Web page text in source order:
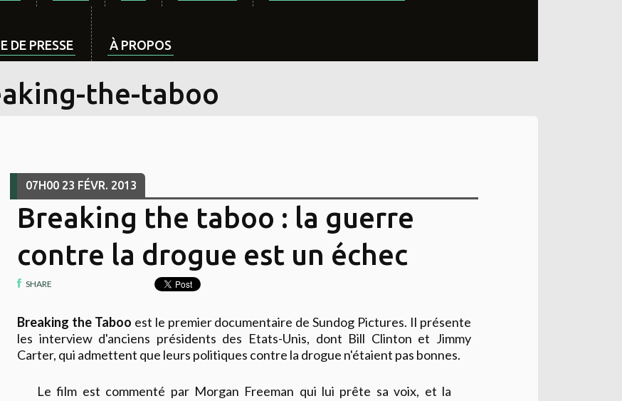
DE PRESSE À PROPOS
the-taboo
07H00 23 FÉVR. 2013
Breaking the taboo : la guerre
contre la drogue est un échec
SHARE
Breaking the Taboo est le premier documentaire de Sundog Pictures. Il présente
les interview d'anciens présidents des Etats-Unis, dont Bill Clinton et Jimmy
Carter, qui admettent que leurs politiques contre la drogue n'étaient pas bonnes.
Le film est commenté par Morgan Freeman qui lui prête sa voix, et la